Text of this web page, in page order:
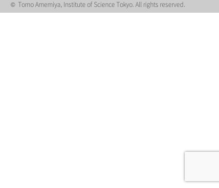
© Tomo Amemiya, Institute of Science Tokyo. All rights reserved.